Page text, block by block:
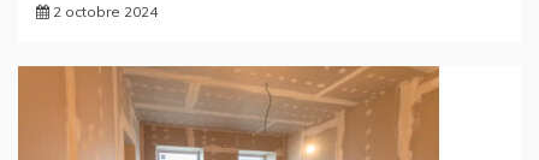
2 octobre 2024